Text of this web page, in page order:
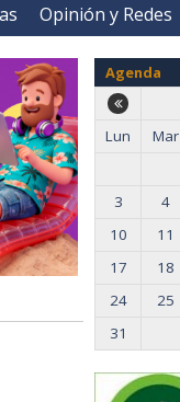
Opinión y Redes
Agenda
Lun
Mar
3
4
10
11
17
18
24
25
31